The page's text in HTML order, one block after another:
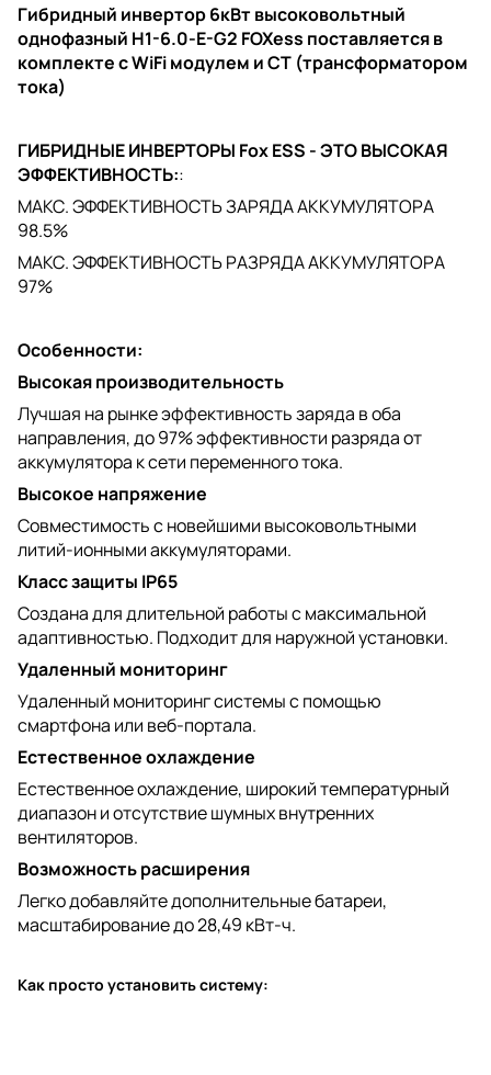
Гибридный инвертор 6кВт высоковольтный
однофазный H1-6.0-E-G2 FOXess поставляется в
комплекте с WiFi модулем и CT (трансформатором
тока)
ГИБРИДНЫЕ ИНВЕРТОРЫ Fox ESS - ЭТО ВЫСОКАЯ
ЭФФЕКТИВНОСТЬ::
МАКС. ЭФФЕКТИВНОСТЬ ЗАРЯДА АККУМУЛЯТОРА
98.5%
МАКС. ЭФФЕКТИВНОСТЬ РАЗРЯДА АККУМУЛЯТОРА
97%
Особенности:
Высокая производительность
Лучшая на рынке эффективность заряда в оба
направления, до 97% эффективности разряда от
аккумулятора к сети переменного тока.
Высокое напряжение
Совместимость с новейшими высоковольтными
литий-ионными аккумуляторами.
Класс защиты IP65
Создана для длительной работы с максимальной
адаптивностью. Подходит для наружной установки.
Удаленный мониторинг
Удаленный мониторинг системы с помощью
смартфона или веб-портала.
Естественное охлаждение
Естественное охлаждение, широкий температурный
диапазон и отсутствие шумных внутренних
вентиляторов.
Возможность расширения
Легко добавляйте дополнительные батареи,
масштабирование до 28,49 кВт-ч.
Как просто установить систему: